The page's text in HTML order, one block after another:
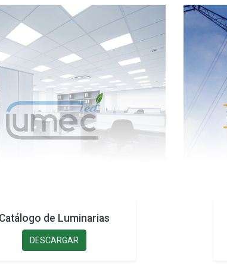
Catálogo de Luminarias
DESCARGAR